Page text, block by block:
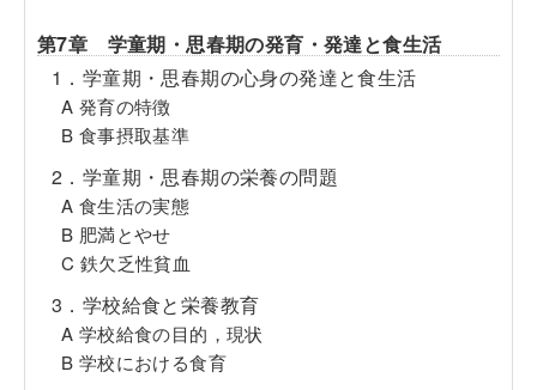
第7章 学童期・思春期の発育・発達と食生活
1．学童期・思春期の心身の発達と食生活
A 発育の特徴
B 食事摂取基準
2．学童期・思春期の栄養の問題
A 食生活の実態
B 肥満とやせ
C 鉄欠乏性貧血
3．学校給食と栄養教育
A 学校給食の目的，現状
B 学校における食育